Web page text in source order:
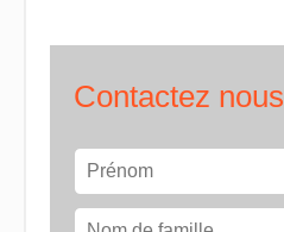
Contactez nous